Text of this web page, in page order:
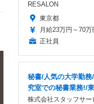
RESALON
東京都
月給23万円～70万
正社員
秘書/人気の大学勤
究室での秘書業務!/
株式会社スタッフサー